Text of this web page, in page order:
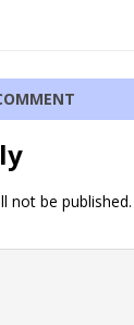
not be published.